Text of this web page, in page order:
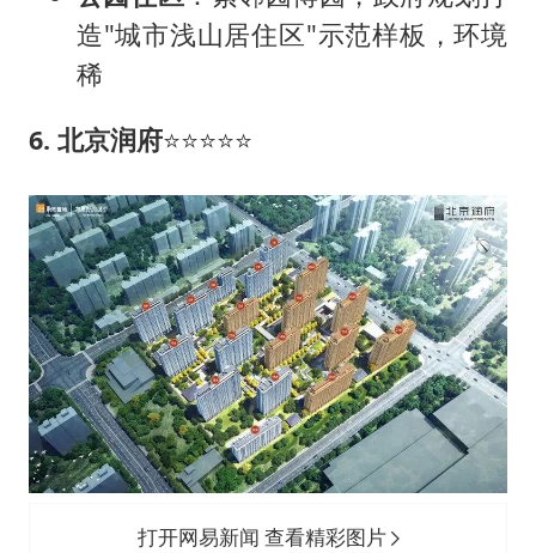
造"城市浅山居住区"示范样板，环境
稀
6. 北京润府⭐⭐⭐⭐⭐
打开网易新闻 查看精彩图片